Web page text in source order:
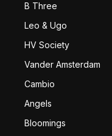
B Three
Leo & Ugo
HV Society
Vander Amsterdam
Cambio
Angels
Bloomings